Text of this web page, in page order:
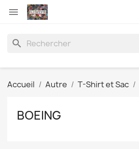

search
Accueil Autre T-Shirt et Sac
BOEING